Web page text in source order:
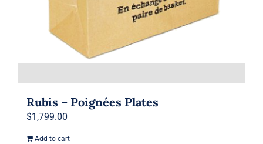
Rubis – Poignées Plates
$1,799.00
Add to cart